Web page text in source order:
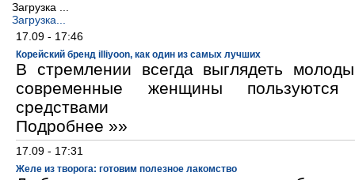
Загрузка ...
Загрузка...
17.09 - 17:46
Корейский бренд illiyoon, как один из самых лучших
В стремлении всегда выглядеть
современные женщины пользуются
средствами
Подробнее »»
17.09 - 17:31
Желе из творога: готовим полезное лакомство